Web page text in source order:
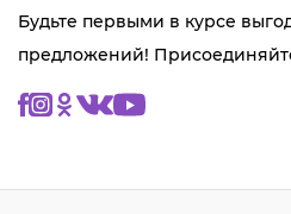
Будьте первыми в курсе
предложений!